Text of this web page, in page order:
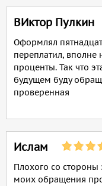
ВИктор Пулкин
Оформлял
переплатил,
проценты. Так что
будущем буду
проверенная
Ислам
Плохого со
моих обращения